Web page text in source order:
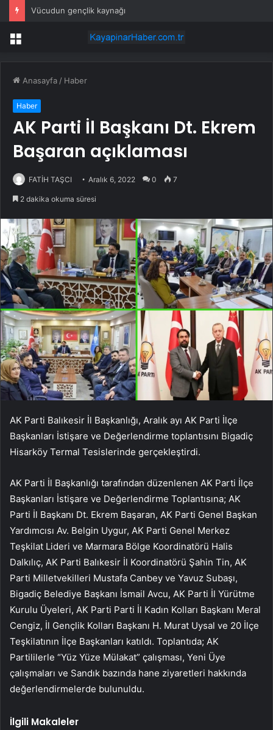
Vücudun gençlik kaynağı
Menü
Anasayfa / Haber
Haber
AK Parti İl Başkanı Dt. Ekrem
Başaran açıklaması
FATİH TAŞCI Aralık 6, 2022 0 7
2 dakika okuma süresi
AK Parti Balıkesir İl Başkanlığı, Aralık ayı AK Parti İlçe
Başkanları İstişare ve Değerlendirme toplantısını Bigadiç
Hisarköy Termal Tesislerinde gerçekleştirdi.
AK Parti İl Başkanlığı tarafından düzenlenen AK Parti İlçe
Başkanları İstişare ve Değerlendirme Toplantısına; AK
Parti İl Başkanı Dt. Ekrem Başaran, AK Parti Genel Başkan
Yardımcısı Av. Belgin Uygur, AK Parti Genel Merkez
Teşkilat Lideri ve Marmara Bölge Koordinatörü Halis
Dalkılıç, AK Parti Balıkesir İl Koordinatörü Şahin Tin, AK
Parti Milletvekilleri Mustafa Canbey ve Yavuz Subaşı,
Bigadiç Belediye Başkanı İsmail Avcu, AK Parti İl Yürütme
Kurulu Üyeleri, AK Parti Parti İl Kadın Kolları Başkanı Meral
Cengiz, İl Gençlik Kolları Başkanı H. Murat Uysal ve 20 İlçe
Teşkilatının İlçe Başkanları katıldı. Toplantıda; AK
Partililerle “Yüz Yüze Mülakat” çalışması, Yeni Üye
çalışmaları ve Sandık bazında hane ziyaretleri hakkında
değerlendirmelerde bulunuldu.
İlgili Makaleler